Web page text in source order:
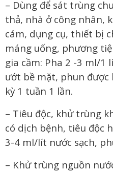
– Dùng để sát trùng
thả, nhà ở công nhân,
cám, dụng cụ, thiết bị
máng uống, phương
gia cầm: Pha 2 -3 ml/1
ướt bề mặt, phun được
kỳ 1 tuần 1 lần.
– Tiêu độc, khử trùng
có dịch bệnh, tiêu độc
3-4 ml/lít nước sạch,
– Khử trùng nguồn